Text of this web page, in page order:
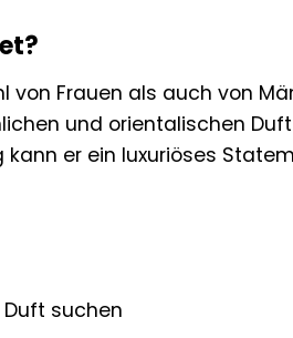
von Frauen als auch von
und orientalischen
er ein luxuriöses
Duft suchen